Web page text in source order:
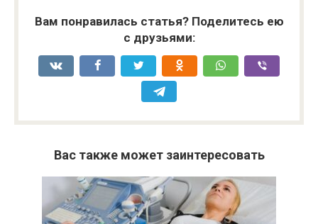
Вам понравилась статья? Поделитесь ею
с друзьями:
Вас также может заинтересовать